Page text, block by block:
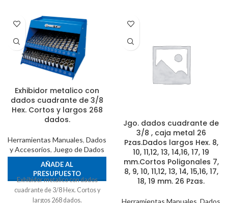
Exhibidor metalico con
dados cuadrante de 3/8
Hex. Cortos y largos 268
dados.
Herramientas Manuales, Dados
y Accesorios, Juego de Dados
AÑADE AL
PRESUPUESTO
Exhibidor metalico con dados
cuadrante de 3/8 Hex. Cortos y
largos 268 dados.
Jgo. dados cuadrante de
3/8 , caja metal 26
Pzas.Dados largos Hex. 8,
10, 11,12, 13, 14,16, 17, 19
mm.Cortos Poligonales 7,
8, 9, 10, 11,12, 13, 14, 15,16, 17,
18, 19 mm. 26 Pzas.
Herramientas Manuales Dados